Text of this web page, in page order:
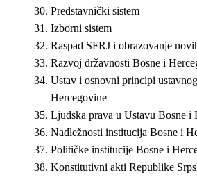
Predstavnički sistem
Izborni sistem
Raspad SFRJ i obrazovanje
Razvoj državnosti Bosne i
Ustav i osnovni principi
Hercegovine
Ljudska prava u Ustavu Bosne i
Nadležnosti institucija Bosne i
Političke institucije Bosne i
Konstitutivni akti Republike